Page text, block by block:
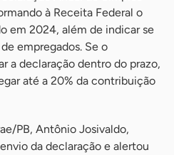
à Receita Federal o
em 2024, além de indicar se
empregados. Se o
a declaração dentro do prazo,
até a 20% da contribuição
PB, Antônio Josivaldo,
da declaração e alertou